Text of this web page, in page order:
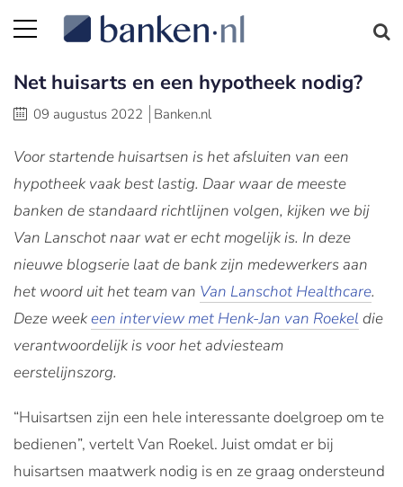
Net huisarts en een hypotheek nodig?
09 augustus 2022 Banken.nl
Voor startende huisartsen is het afsluiten van een
hypotheek vaak best lastig. Daar waar de meeste
banken de standaard richtlijnen volgen, kijken we bij
Van Lanschot naar wat er echt mogelijk is. In deze
nieuwe blogserie laat de bank zijn medewerkers aan
het woord uit het team van Van Lanschot Healthcare.
Deze weekeen interview met Henk-Jan van Roekel die
verantwoordelijk is voor het adviesteam
eerstelijnszorg.
“Huisartsen zijn een hele interessante doelgroep om te
bedienen”, vertelt Van Roekel. Juist omdat er bij
huisartsen maatwerk nodig is en ze graag ondersteund